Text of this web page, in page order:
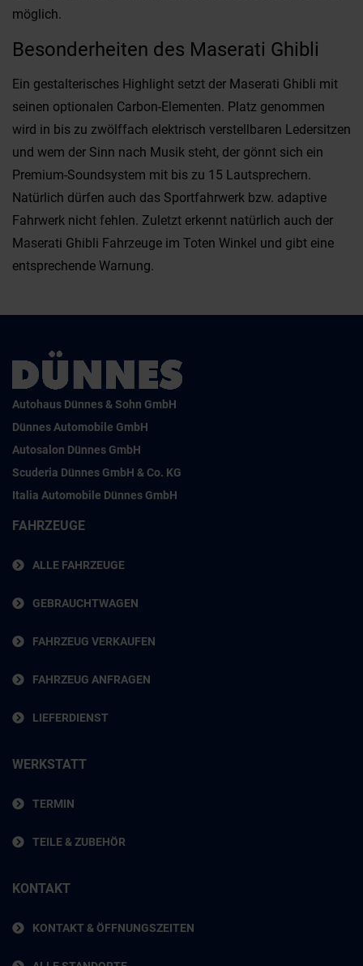
möglich.
Besonderheiten des Maserati Ghibli
Ein gestalterisches Highlight setzt der Maserati Ghibli mit
seinen optionalen Carbon-Elementen. Platz genommen
wird in bis zu zwölffach elektrisch verstellbaren Ledersitzen
und wem der Sinn nach Musik steht, der gönnt sich ein
Premium-Soundsystem mit bis zu 15 Lautsprechern.
Natürlich dürfen auch das Sportfahrwerk bzw. adaptive
Fahrwerk nicht fehlen. Zuletzt erkennt natürlich auch der
Maserati Ghibli Fahrzeuge im Toten Winkel und gibt eine
entsprechende Warnung.
Autohaus Dünnes & Sohn GmbH
Dünnes Automobile GmbH
Autosalon Dünnes GmbH
Scuderia Dünnes GmbH & Co. KG
Italia Automobile Dünnes GmbH
FAHRZEUGE
ALLE FAHRZEUGE
GEBRAUCHTWAGEN
FAHRZEUG VERKAUFEN
FAHRZEUG ANFRAGEN
LIEFERDIENST
WERKSTATT
TERMIN
TEILE & ZUBEHÖR
KONTAKT
KONTAKT & ÖFFNUNGSZEITEN